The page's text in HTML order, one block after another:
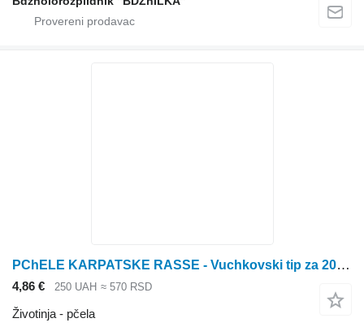
PChELE KARPATSKE RASSE - Vuchkovski tip za 2022. godinu
4,86 € 250 UAH ≈ 570 RSD
Životinja - pčela